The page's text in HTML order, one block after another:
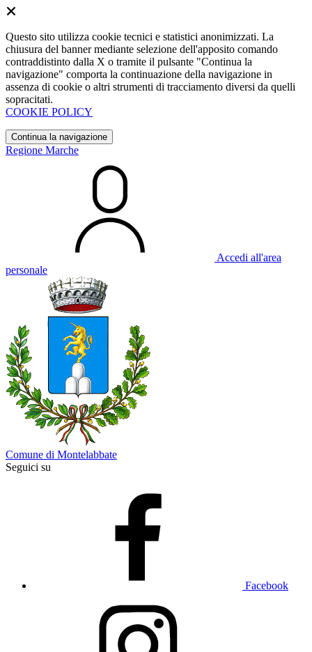
Questo sito utilizza cookie tecnici e statistici anonimizzati. La
chiusura del banner mediante selezione dell'apposito comando
contraddistinto dalla X o tramite il pulsante "Continua la
navigazione" comporta la continuazione della navigazione in
assenza di cookie o altri strumenti di tracciamento diversi da quelli
sopracitati.
COOKIE POLICY
Continua la navigazione
Regione Marche
Accedi all'area
personale
Comune di Montelabbate
Seguici su
Facebook